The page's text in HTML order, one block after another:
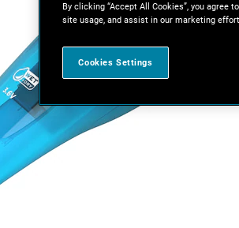
By clicking “Accept All Cookies”, you agree
site usage, and assist in our marketing
Cookies Settings